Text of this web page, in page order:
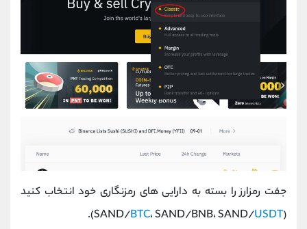
جفت رمزارز را بسته به دارایی های رمزنگاری خود انتخاب کنید
(SAND/
BTC، SAND/BNB، SAND/USDT
).